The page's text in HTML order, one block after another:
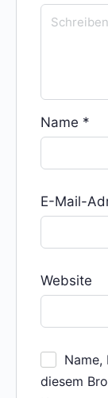
Name *
E-Mail-
Website
Name,
diesem